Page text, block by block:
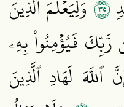
٥٣ وَلِيَعۡلَمَ ٱلَّذِينَ
رَّبِّكَ فَيُؤۡمِنُواْ بِهِۦ
لَهَادِ ٱلَّذِينَ